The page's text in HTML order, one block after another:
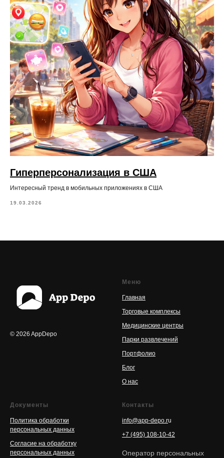
Гиперперсонализация в США
Интересный тренд в мобильных приложениях в США
19.03.2026
© 2026 AppDepo
Меню
Главная
Торговые комплексы
Медицинские центры
Парки развлечений
Портфолио
Блог
О нас
Документы
Политика обработки
персональных данных
Согласие на обработку
персональных данных
Контакты
info@app-depo.ru
+7 (495) 108-10-42
Оператор персональных